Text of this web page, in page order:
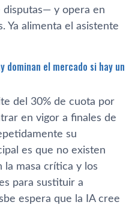
disputas— y opera en
Ya alimenta el asistente
dominan el mercado si hay un
del 30% de cuota por
en vigor a finales de
su
es que no existen
masa crítica y los
para sustituir a
espera que la IA cree